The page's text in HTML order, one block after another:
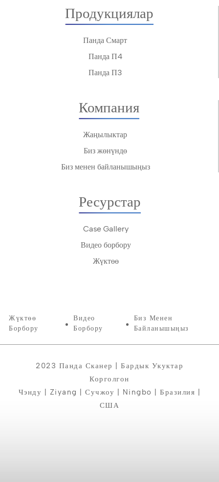
Продукциялар
Панда Смарт
Панда П4
Панда П3
Компания
Жаңылыктар
Биз жөнүндө
Биз менен байланышыңыз
Ресурстар
Case Gallery
Видео борбору
Жүктөө
Жүктөө
Борбору
Видео
Борбору
Биз Менен
Байланышыңыз
2023 Панда Сканер | Бардык Укуктар
Корголгон
Чэнду | Ziyang | Сучжоу | Ningbo | Бразилия |
США